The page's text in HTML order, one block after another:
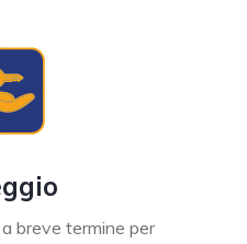
breve termine per